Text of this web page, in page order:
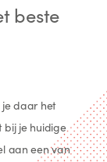
beste
je daar het
bij je huidige
aan een van